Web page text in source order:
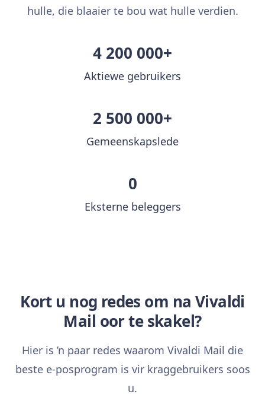
hulle, die blaaier te bou wat hulle verdien.
4 200 000+
Aktiewe gebruikers
2 500 000+
Gemeenskapslede
0
Eksterne beleggers
Kort u nog redes om na Vivaldi
Mail oor te skakel?
Hier is ’n paar redes waarom Vivaldi Mail die
beste e-posprogram is vir kraggebruikers soos
u.